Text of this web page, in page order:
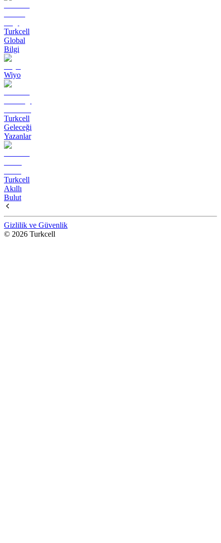
Turkcell
Global
Bilgi
Wiyo
Turkcell
Geleceği
Yazanlar
Turkcell
Akıllı
Bulut
Gizlilik ve Güvenlik
© 2026 Turkcell